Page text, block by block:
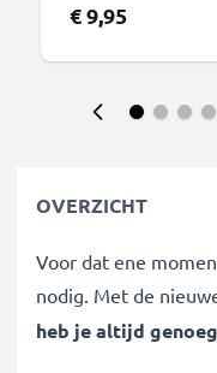
€ 9,95
OVERZICHT
Voor dat ene
nodig. Met de
heb je altijd